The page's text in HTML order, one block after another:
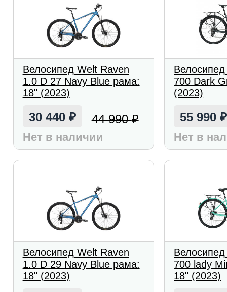
Велосипед Welt Raven
1.0 D 27 Navy Blue рама:
18" (2023)
30 440 ₽ 44 990₽
Нет в наличии
700 Dark
(2023)
55 990₽
Нет в
Велосипед Welt Raven
1.0 D 29 Navy Blue рама:
18" (2023)
700 lady
18" (2023)